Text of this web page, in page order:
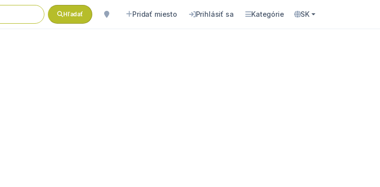
Hľadať Pridať miesto Prihlásiť sa Kategórie SK